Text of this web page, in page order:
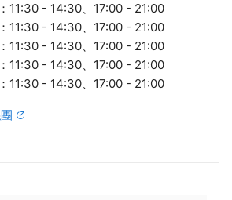
11:30 - 14:30、17:00 - 21:00
11:30 - 14:30、17:00 - 21:00
11:30 - 14:30、17:00 - 21:00
11:30 - 14:30、17:00 - 21:00
11:30 - 14:30、17:00 - 21:00